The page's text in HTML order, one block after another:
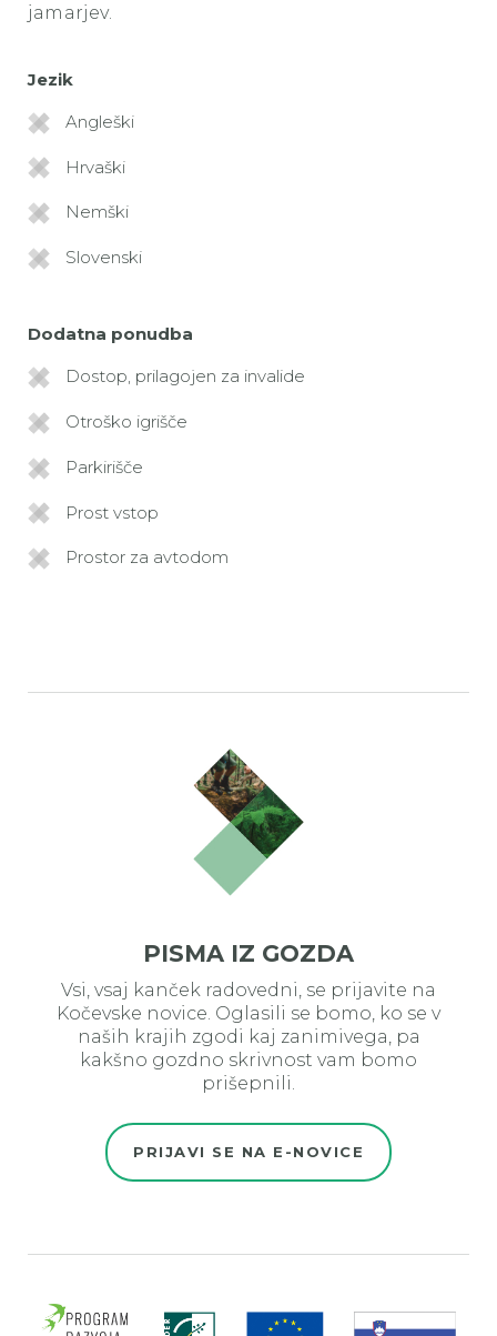
jamarjev.
Jezik
Angleški
Hrvaški
Nemški
Slovenski
Dodatna ponudba
Dostop, prilagojen za invalide
Otroško igrišče
Parkirišče
Prost vstop
Prostor za avtodom
PISMA IZ GOZDA
Vsi, vsaj kanček radovedni, se prijavite na
Kočevske novice. Oglasili se bomo, ko se v
naših krajih zgodi kaj zanimivega, pa
kakšno gozdno skrivnost vam bomo
prišepnili.
PRIJAVI SE NA E-NOVICE